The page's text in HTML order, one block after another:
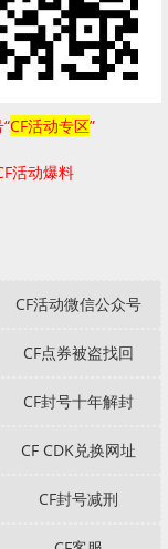
CF活动专区”
活动爆料
CF活动微信公众号
CF点券被盗找回
CF封号十年解封
CF CDK兑换网址
CF封号减刑